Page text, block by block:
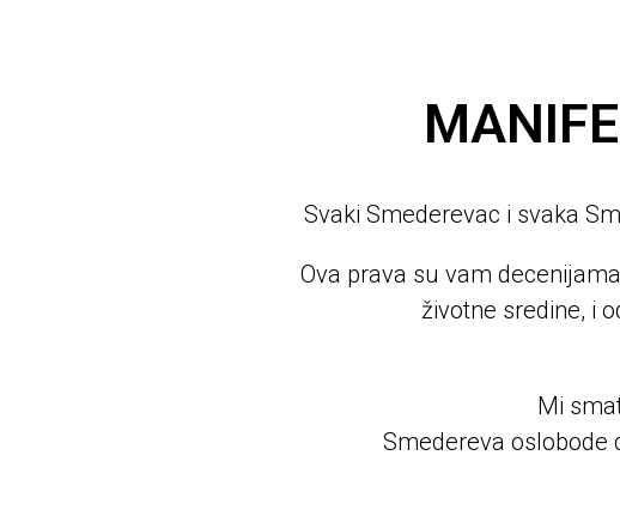
Svaki Smederevac i svaka
Ova prava su vam
životne sredine, i
Mi
Smedereva oslobode